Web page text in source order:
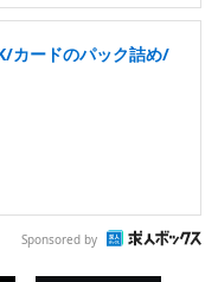
カードのパック詰め/
Sponsored by